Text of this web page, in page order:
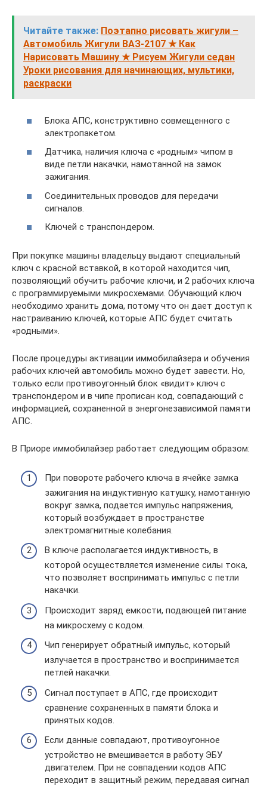
Читайте также: Поэтапно рисовать жигули –
Автомобиль Жигули ВАЗ-2107 ★ Как
Нарисовать Машину ★ Рисуем Жигули седан
Уроки рисования для начинающих, мультики,
раскраски
Блока АПС, конструктивно совмещенного с
электропакетом.
Датчика, наличия ключа с «родным» чипом в
виде петли накачки, намотанной на замок
зажигания.
Соединительных проводов для передачи
сигналов.
Ключей с транспондером.
При покупке машины владельцу выдают специальный
ключ с красной вставкой, в которой находится чип,
позволяющий обучить рабочие ключи, и 2 рабочих ключа
с программируемыми микросхемами. Обучающий ключ
необходимо хранить дома, потому что он дает доступ к
настраиванию ключей, которые АПС будет считать
«родными».
После процедуры активации иммобилайзера и обучения
рабочих ключей автомобиль можно будет завести. Но,
только если противоугонный блок «видит» ключ с
транспондером и в чипе прописан код, совпадающий с
информацией, сохраненной в энергонезависимой памяти
АПС.
В Приоре иммобилайзер работает следующим образом:
При повороте рабочего ключа в ячейке замка
зажигания на индуктивную катушку, намотанную
вокруг замка, подается импульс напряжения,
который возбуждает в пространстве
электромагнитные колебания.
В ключе располагается индуктивность, в
которой осуществляется изменение силы тока,
что позволяет воспринимать импульс с петли
накачки.
Происходит заряд емкости, подающей питание
на микросхему с кодом.
Чип генерирует обратный импульс, который
излучается в пространство и воспринимается
петлей накачки.
Сигнал поступает в АПС, где происходит
сравнение сохраненных в памяти блока и
принятых кодов.
Если данные совпадают, противоугонное
устройство не вмешивается в работу ЭБУ
двигателем. При не совпадении кодов АПС
переходит в защитный режим, передавая сигнал